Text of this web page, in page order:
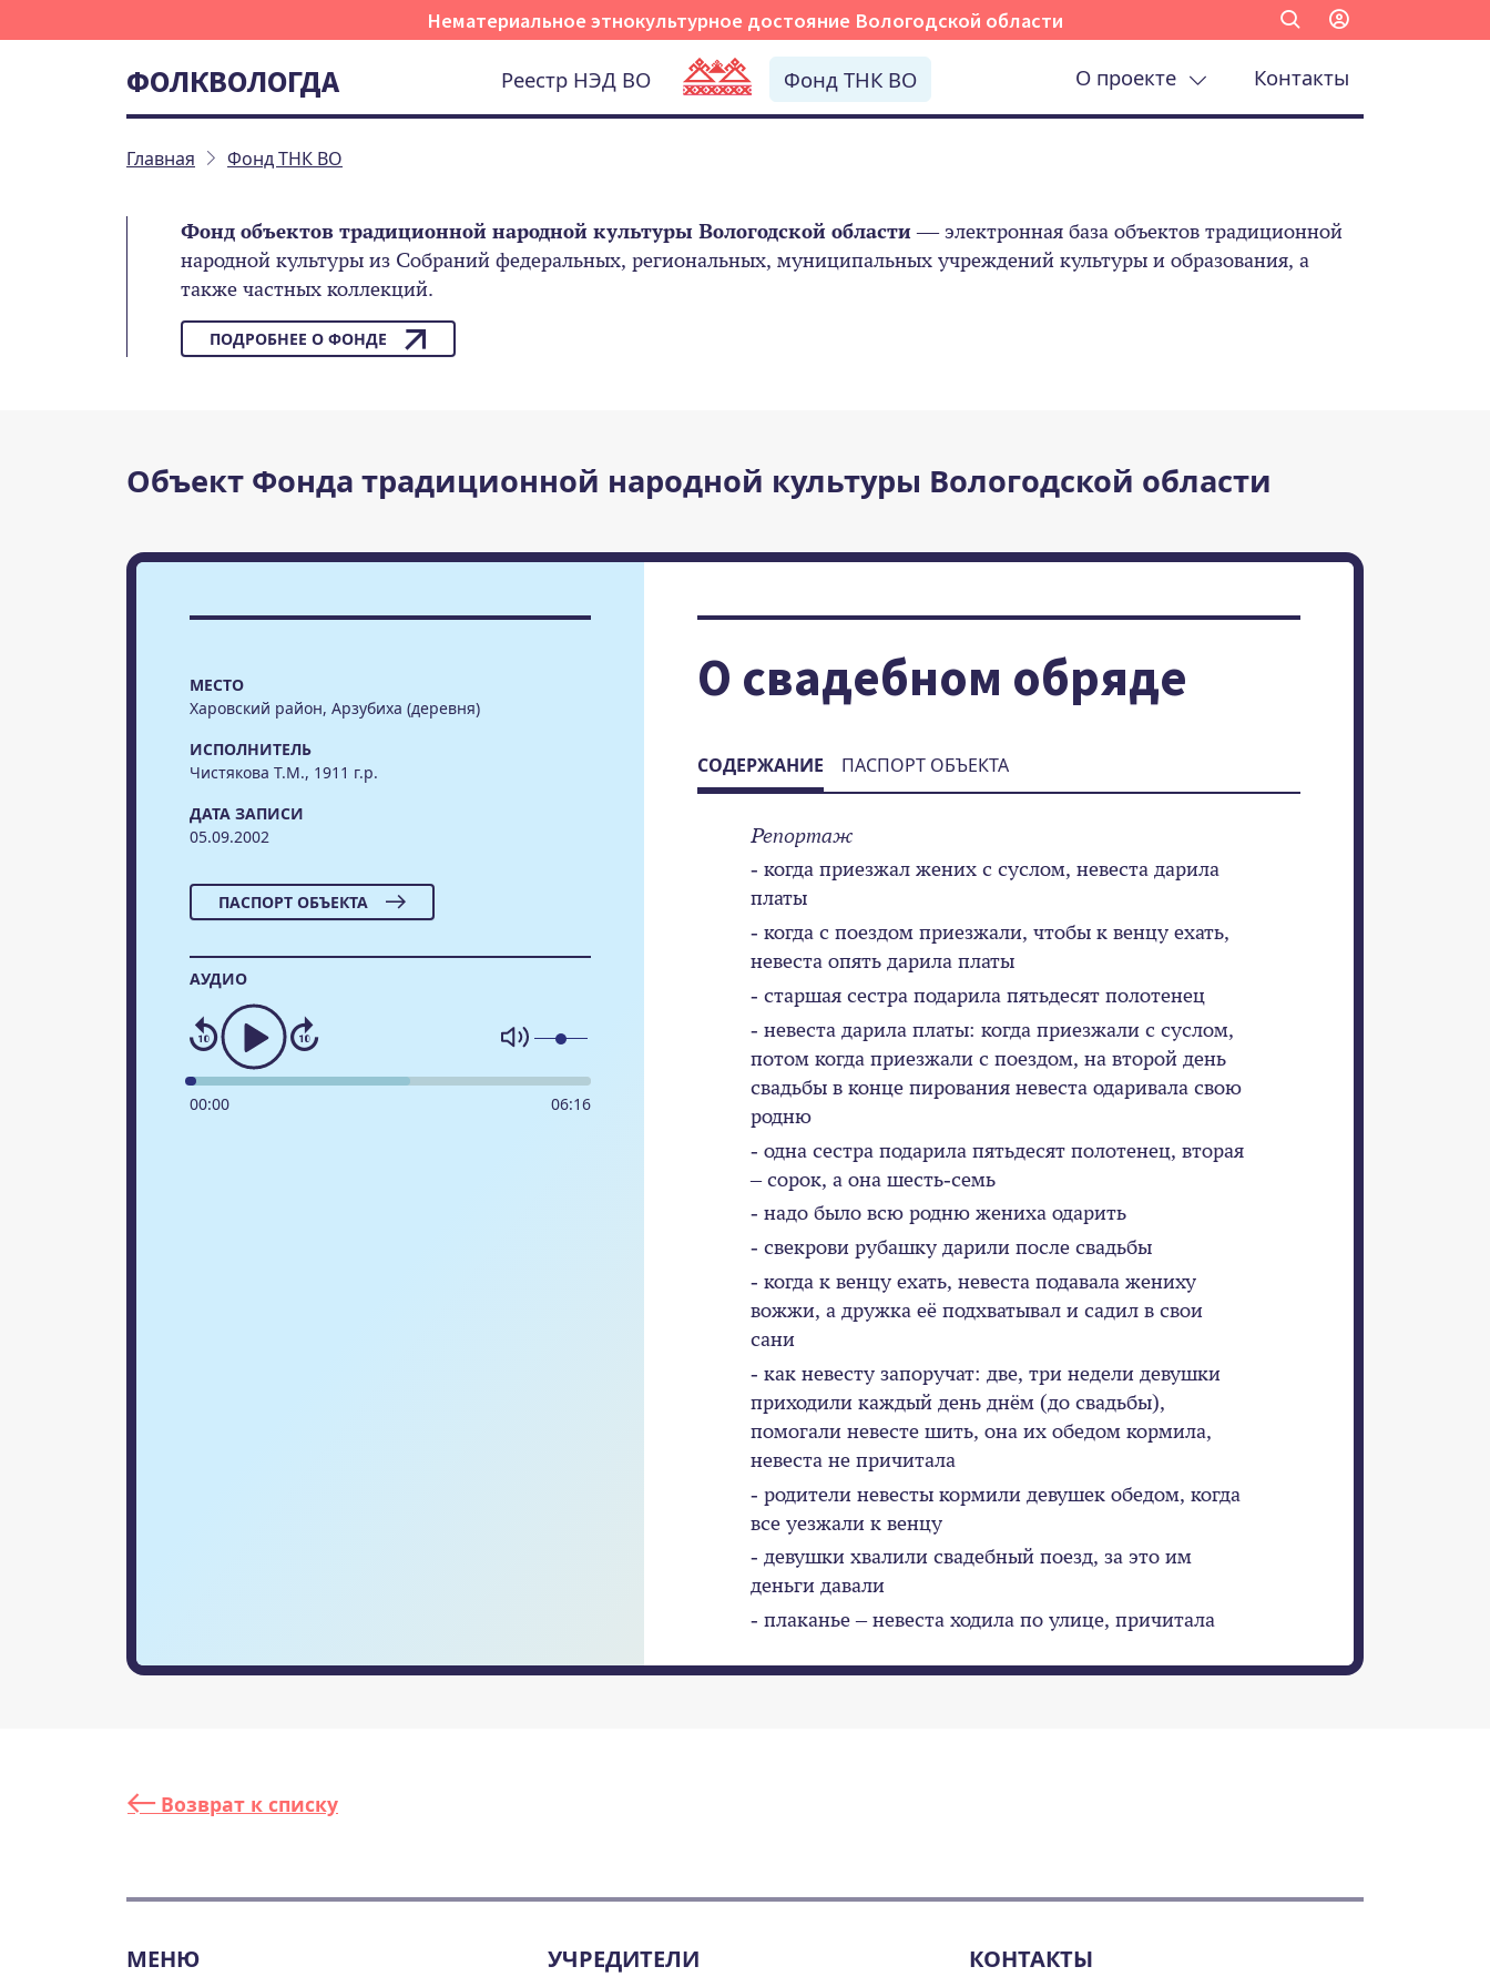
Нематериальное этнокультурное достояние Вологодской области
ФОЛКВОЛОГДА Реестр НЭД ВО Фонд ТНК ВО О проекте Контакты
Главная Фонд ТНК ВО
Фонд объектов традиционной народной культуры Вологодской области— электронная база объектов традиционной
народной культуры из Собраний федеральных, региональных, муниципальных учреждений культуры и образования, а
также частных коллекций.
ПОДРОБНЕЕ О ФОНДЕ
Объект Фонда традиционной народной культуры Вологодской области
МЕСТО
Харовский район, Арзубиха (деревня)
ИСПОЛНИТЕЛЬ
Чистякова Т.М., 1911 г.р.
ДАТА ЗАПИСИ
05.09.2002
ПАСПОРТ ОБЪЕКТА
АУДИО
00:00 06:16
О свадебном обряде
СОДЕРЖАНИЕ ПАСПОРТ ОБЪЕКТА
Репортаж
- когда приезжал жених с суслом, невеста дарила
платы
- когда с поездом приезжали, чтобы к венцу ехать,
невеста опять дарила платы
- старшая сестра подарила пятьдесят полотенец
- невеста дарила платы: когда приезжали с суслом,
потом когда приезжали с поездом, на второй день
свадьбы в конце пирования невеста одаривала свою
родню
- одна сестра подарила пятьдесят полотенец, вторая
– сорок, а она шесть-семь
- надо было всю родню жениха одарить
- свекрови рубашку дарили после свадьбы
- когда к венцу ехать, невеста подавала жениху
вожжи, а дружка её подхватывал и садил в свои
сани
- как невесту запоручат: две, три недели девушки
приходили каждый день днём (до свадьбы),
помогали невесте шить, она их обедом кормила,
невеста не причитала
- родители невесты кормили девушек обедом, когда
все уезжали к венцу
- девушки хвалили свадебный поезд, за это им
деньги давали
- плаканье – невеста ходила по улице, причитала
Возврат к списку
МЕНЮ УЧРЕДИТЕЛИ КОНТАКТЫ